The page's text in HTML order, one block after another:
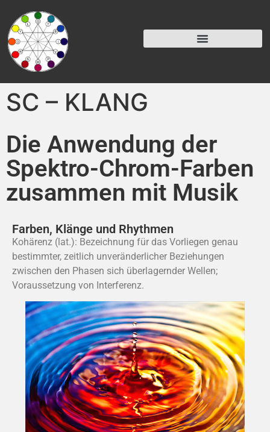
SC – KLANG
Die Anwendung der
Spektro-Chrom-Farben
zusammen mit Musik
Farben, Klänge und Rhythmen
Kohärenz (lat.): Bezeichnung für das Vorliegen genau
bestimmter, zeitlich unveränderlicher Beziehungen
zwischen den Phasen sich überlagernder Wellen;
Voraussetzung von Interferenz.